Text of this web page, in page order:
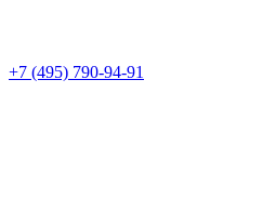
+7 (495) 790-94-91